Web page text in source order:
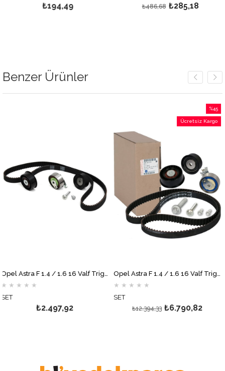
₺194,49 ₺285,18
₺486,68
Benzer Ürünler
Opel Astra F 1.4 / 1.6 16 Valf Triger Seti GATES
★ ★
₺2.497,92
Opel Astra F 1.4 / 1.6 16 Valf Triger Seti GM
★ ★
₺6.790,82
₺12.394,33
İndirim
Ücretsiz Kargo